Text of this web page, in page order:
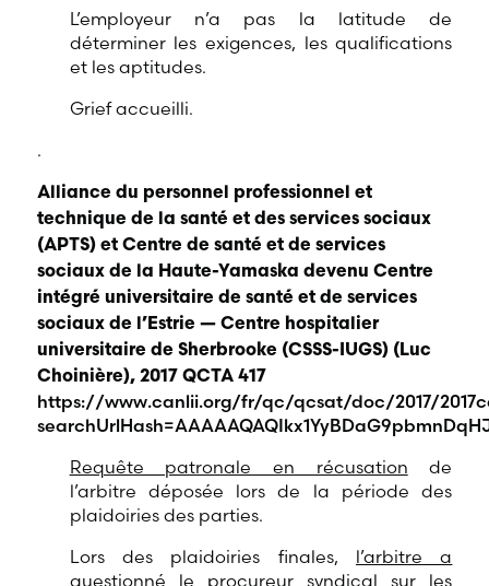
L’employeur n’a pas la latitude de
déterminer les exigences, les qualifications
et les aptitudes.
Grief accueilli.
.
Alliance du personnel professionnel et
technique de la santé et des services sociaux
(APTS) et Centre de santé et de services
sociaux de la Haute-Yamaska devenu Centre
intégré universitaire de santé et de services
sociaux de l’Estrie — Centre hospitalier
universitaire de Sherbrooke (CSSS-IUGS) (Luc
Choinière), 2017 QCTA 417
https://www.canlii.org/fr/qc/qcsat/doc/2017/
Requête patronale en récusation de
l’arbitre déposée lors de la période des
plaidoiries des parties.
Lors des plaidoiries finales, l’arbitre a
questionné le procureur syndical sur les